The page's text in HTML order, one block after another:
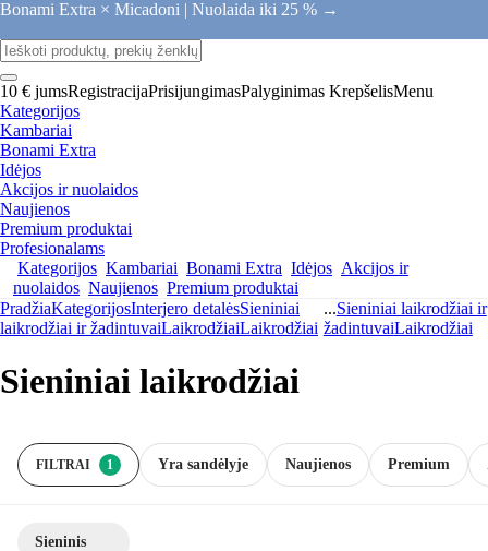
Bonami Extra × Micadoni | Nuolaida iki 25 % →
10 € jumsRegistracijaPrisijungimasPalyginimas KrepšelisMenu
Kategorijos
Kambariai
Bonami Extra
Idėjos
Akcijos ir nuolaidos
Naujienos
Premium produktai
Profesionalams
Kategorijos Kambariai Bonami Extra Idėjos Akcijos ir
nuolaidos Naujienos Premium produktai
PradžiaKategorijosInterjero detalėsSieniniai
laikrodžiai ir žadintuvaiLaikrodžiaiLaikrodžiai
...Sieniniai laikrodžiai ir
žadintuvaiLaikrodžiai
Sieniniai laikrodžiai
FILTRAI 1 Yra sandėlyje Naujienos Premium
Sieninis